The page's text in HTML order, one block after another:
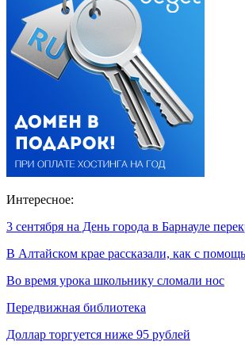
Интересное:
3 сентября на День города в Барнауле
В Алтайском крае рассказали, как с
Во время урока школьнику сломали нос
Передвижная библиотека
Доллар торгуется ниже 95 рублей